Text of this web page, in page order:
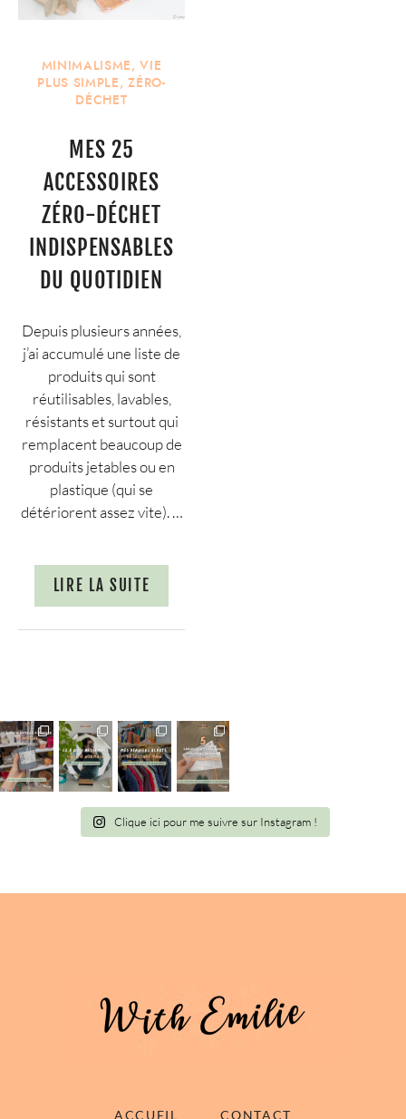
MINIMALISME,VIE
PLUS SIMPLE,ZÉRO-
DÉCHET
MES 25
ACCESSOIRES
ZÉRO-DÉCHET
INDISPENSABLES
DU QUOTIDIEN
Depuis plusieurs années,
j’ai accumulé une liste de
produits qui sont
réutilisables, lavables,
résistants et surtout qui
remplacent beaucoup de
produits jetables ou en
plastique (qui se
détériorent assez vite). …
LIRE LA SUITE
Clique ici pour me suivre sur Instagram !
ACCUEIL CONTACT